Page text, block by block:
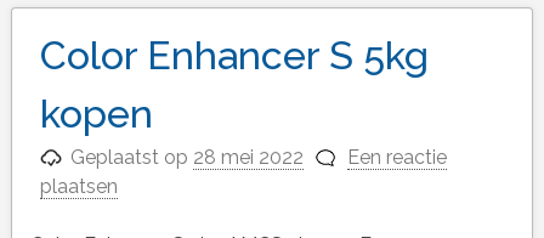
Color Enhancer S 5kg
kopen
Geplaatst op 28 mei 2022
Een reactie
plaatsen